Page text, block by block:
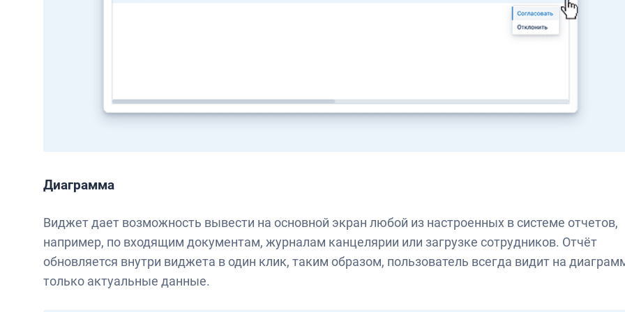
Диаграмма
Виджет дает возможность вывести на основной экран любой из настроенных в системе отчетов,
например, по входящим документам, журналам канцелярии или загрузке сотрудников. Отчёт
обновляется внутри виджета в один клик, таким образом, пользователь всегда видит на
только актуальные данные.